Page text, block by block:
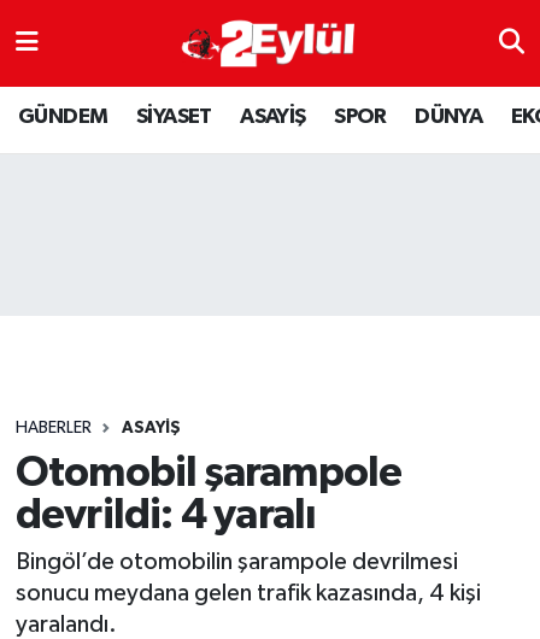
GÜNDEM SİYASET ASAYİŞ SPOR DÜNYA
HABERLER ASAYİŞ
Otomobil şarampole
devrildi: 4 yaralı
Bingöl’de otomobilin şarampole devrilmesi
sonucu meydana gelen trafik kazasında, 4 kişi
yaralandı.
ASAYİŞ
DÜNYA
SPOR
YAŞAM
Nöbetçi Eczaneler
Hava Durumu
Son Dakika Haberleri
Haber Arşivi